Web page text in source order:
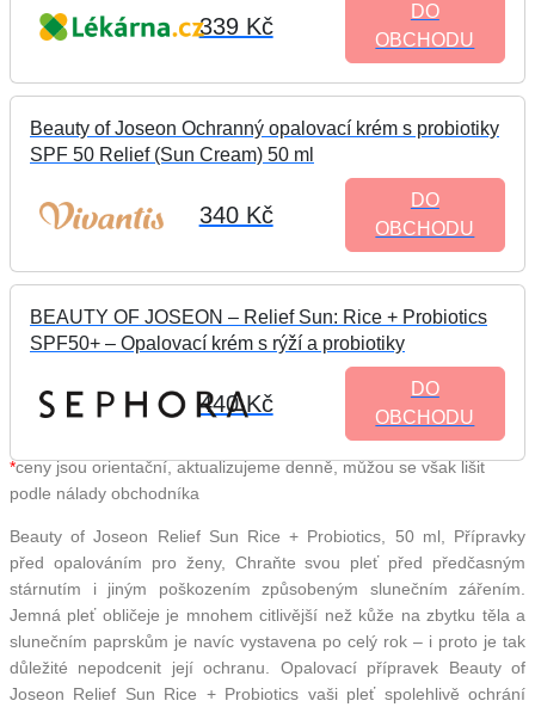
339 Kč
DO
OBCHODU
Beauty of Joseon Ochranný opalovací krém s probiotiky
SPF 50 Relief (Sun Cream) 50 ml
340 Kč
DO
OBCHODU
BEAUTY OF JOSEON – Relief Sun: Rice + Probiotics
SPF50+ – Opalovací krém s rýží a probiotiky
440 Kč
DO
OBCHODU
*ceny jsou orientační, aktualizujeme denně, můžou se však lišit
podle nálady obchodníka
Beauty of Joseon Relief Sun Rice + Probiotics, 50 ml, Přípravky
před opalováním pro ženy, Chraňte svou pleť před předčasným
stárnutím i jiným poškozením způsobeným slunečním zářením.
Jemná pleť obličeje je mnohem citlivější než kůže na zbytku těla a
slunečním paprskům je navíc vystavena po celý rok – i proto je tak
důležité nepodcenit její ochranu. Opalovací přípravek Beauty of
Joseon Relief Sun Rice + Probiotics vaši pleť spolehlivě ochrání